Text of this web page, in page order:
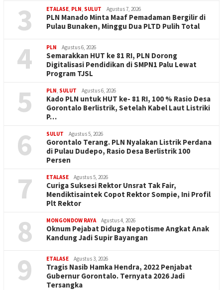
3 ETALASE PLN SULUT Agustus 7, 2026
PLN Manado Minta Maaf Pemadaman Bergilir di
Pulau Bunaken, Minggu Dua PLTD Pulih Total
4 PLN Agustus 6, 2026
Semarakkan HUT ke 81 RI, PLN Dorong
Digitalisasi Pendidikan di SMPN1 Palu Lewat
Program TJSL
5 PLN SULUT Agustus 6, 2026
Kado PLN untuk HUT ke- 81 RI, 100 % Rasio Desa
Gorontalo Berlistrik, Setelah Kabel Laut Listriki
P…
6 SULUT Agustus 5, 2026
Gorontalo Terang. PLN Nyalakan Listrik Perdana
di Pulau Dudepo, Rasio Desa Berlistrik 100
Persen
7 ETALASE Agustus 5, 2026
Curiga Suksesi Rektor Unsrat Tak Fair,
Mendiktisaintek Copot Rektor Sompie, Ini Profil
Plt Rektor
8 MONGONDOW RAYA Agustus 4, 2026
Oknum Pejabat Diduga Nepotisme Angkat Anak
Kandung Jadi Supir Bayangan
9 ETALASE Agustus 3, 2026
Tragis Nasib Hamka Hendra, 2022 Penjabat
Gubernur Gorontalo. Ternyata 2026 Jadi
Tersangka